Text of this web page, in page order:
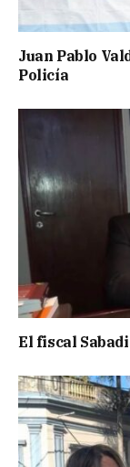
Juan Pablo
Policía
El fiscal